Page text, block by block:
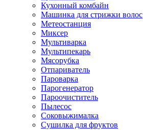
Кухонный комбайн
Машинка для стрижки волос
Метеостанция
Миксер
Мультиварка
Мультипекарь
Мясорубка
Отпариватель
Пароварка
Парогенератор
Пароочиститель
Пылесос
Соковыжималка
Сушилка для фруктов